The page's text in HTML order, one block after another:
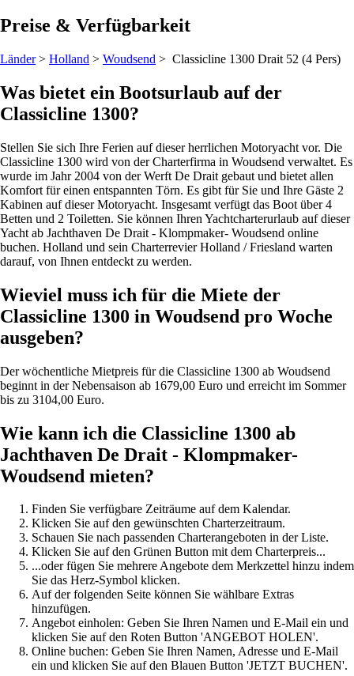
Preise & Verfügbarkeit
Länder> Holland > Woudsend > Classicline 1300 Drait 52 (4 Pers)
Was bietet ein Bootsurlaub auf der
Classicline 1300?
Stellen Sie sich Ihre Ferien auf dieser herrlichen Motoryacht vor. Die
Classicline 1300 wird von der Charterfirma in Woudsend verwaltet. Es
wurde im Jahr 2004 von der Werft De Drait gebaut und bietet allen
Komfort für einen entspannten Törn. Es gibt für Sie und Ihre Gäste 2
Kabinen auf dieser Motoryacht. Insgesamt verfügt das Boot über 4
Betten und 2 Toiletten. Sie können Ihren Yachtcharterurlaub auf dieser
Yacht ab Jachthaven De Drait - Klompmaker- Woudsend online
buchen. Holland und sein Charterrevier Holland / Friesland warten
darauf, von Ihnen entdeckt zu werden.
Wieviel muss ich für die Miete der
Classicline 1300 in Woudsend pro Woche
ausgeben?
Der wöchentliche Mietpreis für die Classicline 1300 ab Woudsend
beginnt in der Nebensaison ab 1679,00 Euro und erreicht im Sommer
bis zu 3104,00 Euro.
Wie kann ich die Classicline 1300 ab
Jachthaven De Drait - Klompmaker-
Woudsend mieten?
Finden Sie verfügbare Zeiträume auf dem Kalendar.
Klicken Sie auf den gewünschten Charterzeitraum.
Schauen Sie nach passenden Charterangeboten in der Liste.
Klicken Sie auf den Grünen Button mit dem Charterpreis...
...oder fügen Sie mehrere Angebote dem Merkzettel hinzu indem
Sie das Herz-Symbol klicken.
Auf der folgenden Seite können Sie wählbare Extras
hinzufügen.
Angebot einholen: Geben Sie Ihren Namen und E-Mail ein und
klicken Sie auf den Roten Button 'ANGEBOT HOLEN'.
Online buchen: Geben Sie Ihren Namen, Adresse und E-Mail
ein und klicken Sie auf den Blauen Button 'JETZT BUCHEN'.